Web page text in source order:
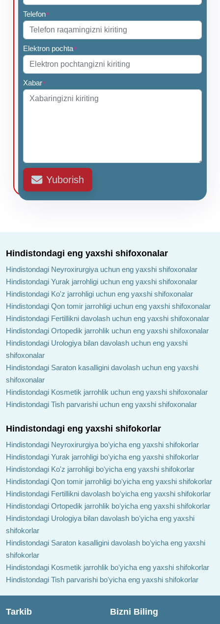
Telefon*
Elektron pochta*
Xabar*
Yuborish
Hindistondagi eng yaxshi shifoxonalar
Hindistondagi Neyroxirurgiya uchun eng yaxshi shifoxonalar
Hindistondagi Yurak jarrohligi uchun eng yaxshi shifoxonalar
Hindistondagi Ko'z jarrohligi uchun eng yaxshi shifoxonalar
Hindistondagi Qon tomir jarrohligi uchun eng yaxshi shifoxonalar
Hindistondagi Fertillikni davolash uchun eng yaxshi shifoxonalar
Hindistondagi Ortopedik jarrohlik uchun eng yaxshi shifoxonalar
Hindistondagi Urologiya bilan davolash uchun eng yaxshi
shifoxonalar
Hindistondagi Saraton kasalligini davolash uchun eng yaxshi
shifoxonalar
Hindistondagi Kosmetik jarrohlik uchun eng yaxshi shifoxonalar
Hindistondagi Tish parvarishi uchun eng yaxshi shifoxonalar
Hindistondagi eng yaxshi shifokorlar
Hindistondagi Neyroxirurgiya boʻyicha eng yaxshi shifokorlar
Hindistondagi Yurak jarrohligi boʻyicha eng yaxshi shifokorlar
Hindistondagi Ko'z jarrohligi boʻyicha eng yaxshi shifokorlar
Hindistondagi Qon tomir jarrohligi boʻyicha eng yaxshi shifokorlar
Hindistondagi Fertillikni davolash boʻyicha eng yaxshi shifokorlar
Hindistondagi Ortopedik jarrohlik boʻyicha eng yaxshi shifokorlar
Hindistondagi Urologiya bilan davolash boʻyicha eng yaxshi
shifokorlar
Hindistondagi Saraton kasalligini davolash boʻyicha eng yaxshi
shifokorlar
Hindistondagi Kosmetik jarrohlik boʻyicha eng yaxshi shifokorlar
Hindistondagi Tish parvarishi boʻyicha eng yaxshi shifokorlar
Tarkib Bizni Biling